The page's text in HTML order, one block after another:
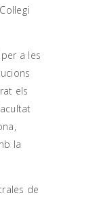
a les
els
la
de